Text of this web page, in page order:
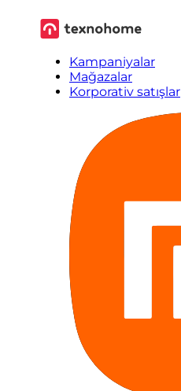
Kampaniyalar
Mağazalar
Korporativ satışlar